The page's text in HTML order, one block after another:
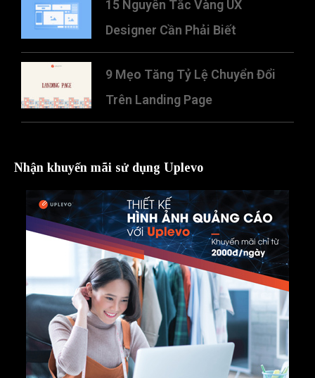
15 Nguyên Tắc Vàng UX
Designer Cần Phải Biết
9 Mẹo Tăng Tỷ Lệ Chuyển Đổi
Trên Landing Page
Nhận khuyến mãi sử dụng Uplevo